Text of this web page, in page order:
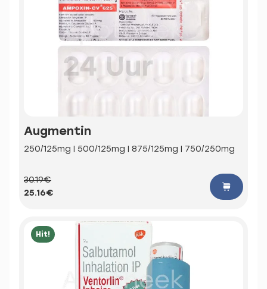
Augmentin
250/125mg | 500/125mg | 875/125mg | 750/250mg
30.19€
25.16€
Hit!